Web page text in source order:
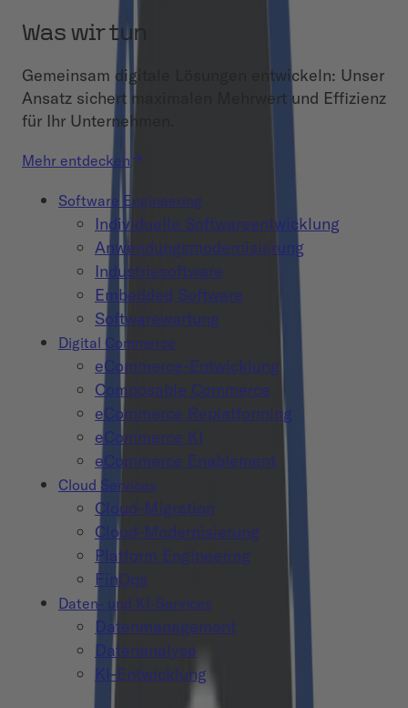
Was wir tun
Gemeinsam digitale Lösungen entwickeln: Unser
Ansatz sichert maximalen Mehrwert und Effizienz
für Ihr Unternehmen.
Mehr entdecken
Software Engineering
Individuelle Softwareentwicklung
Anwendungsmodernisierung
Industriesoftware
Embedded Software
Softwarewartung
Digital Commerce
eCommerce-Entwicklung
Composable Commerce
eCommerce Replatforming
eCommerce KI
eCommerce Enablement
Cloud Services
Cloud-Migration
Cloud-Modernisierung
Platform Engineering
FinOps
Daten- und KI-Services
Datenmanagement
Datenanalyse
KI-Entwicklung